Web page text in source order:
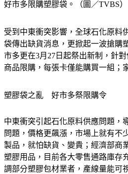
袋傳出缺貨消息，更掀起一波搶購
市多更在3月27日起祭出新制，針
商品限購，每張卡僅能購買一組；
問題，價格更飆漲，市場上就有不
製品，就怕缺貨、變貴；經濟部商
塑膠用品，目前各大零售通路庫存
調部分塑膠包材業者，產線量能可
產。